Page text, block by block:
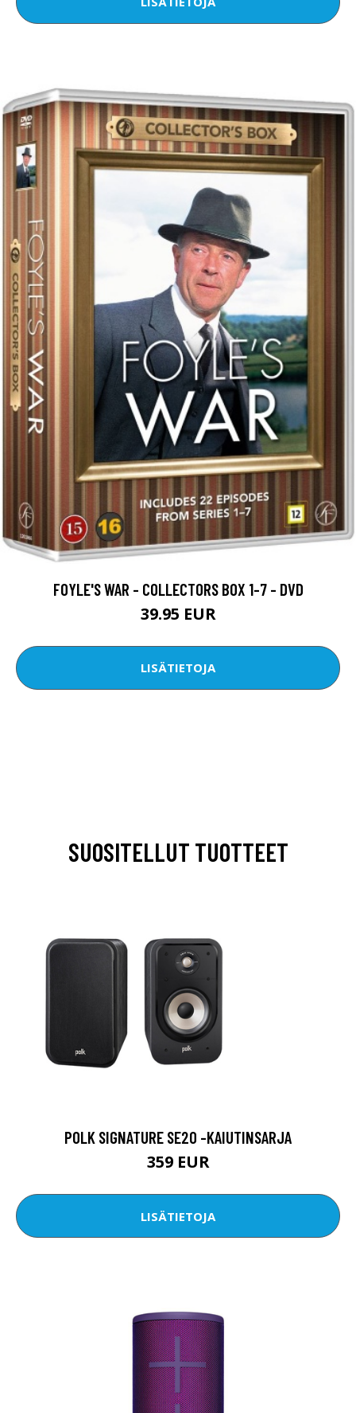
FOYLE'S WAR - COLLECTORS BOX 1-7 - DVD
39.95 EUR
LISÄTIETOJA
SUOSITELLUT TUOTTEET
POLK SIGNATURE SE20 -KAIUTINSARJA
359 EUR
LISÄTIETOJA